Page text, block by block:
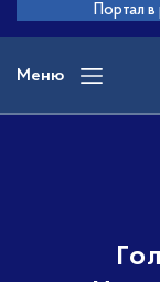
основного
вмісту
Портал в
Меню